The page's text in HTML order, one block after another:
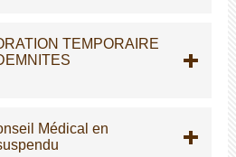
TEMPORAIRE
Médical en